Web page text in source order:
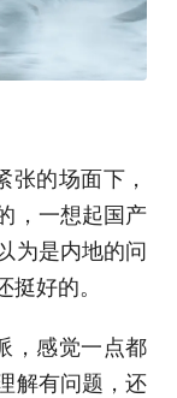
的场面下，
，一想起国产
为是内地的问
好的。
，感觉一点都
解有问题，还